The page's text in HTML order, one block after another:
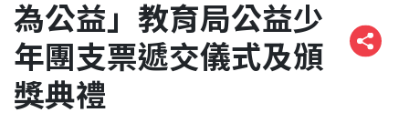
為公益」教育局公益少
年團支票遞交儀式及頒
獎典禮